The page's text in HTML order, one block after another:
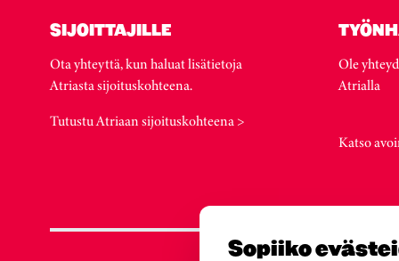
Sopiiko
SIJOITTAJILLE
Ota yhteyttä, kun haluat lisätietoja
Atriasta sijoituskohteena.
Tutustu Atriaan sijoituskohteena >
Ole
Atrialla
Katso